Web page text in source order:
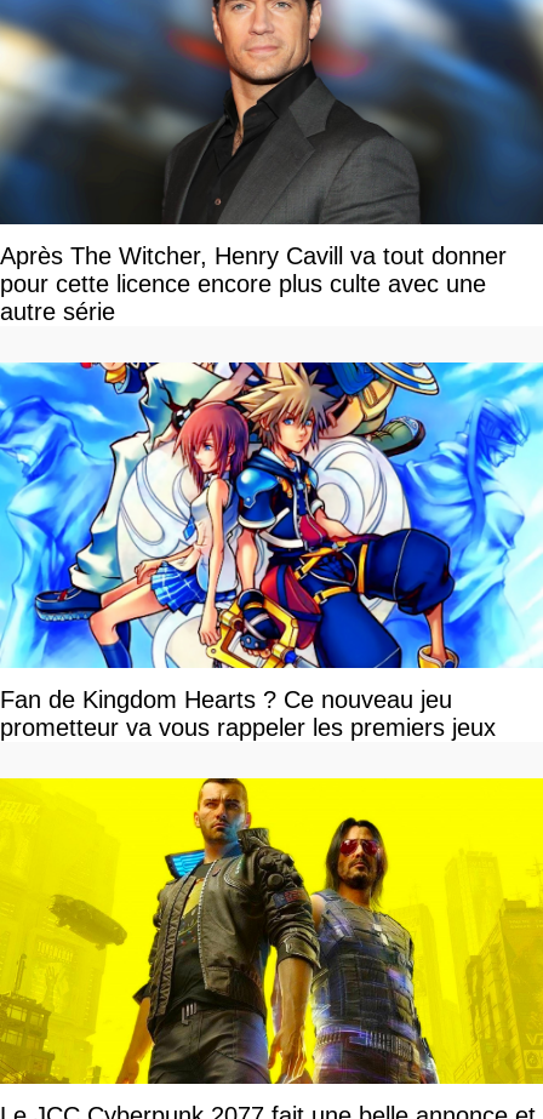
Après The Witcher, Henry Cavill va tout donner
pour cette licence encore plus culte avec une
autre série
Fan de Kingdom Hearts ? Ce nouveau jeu
prometteur va vous rappeler les premiers jeux